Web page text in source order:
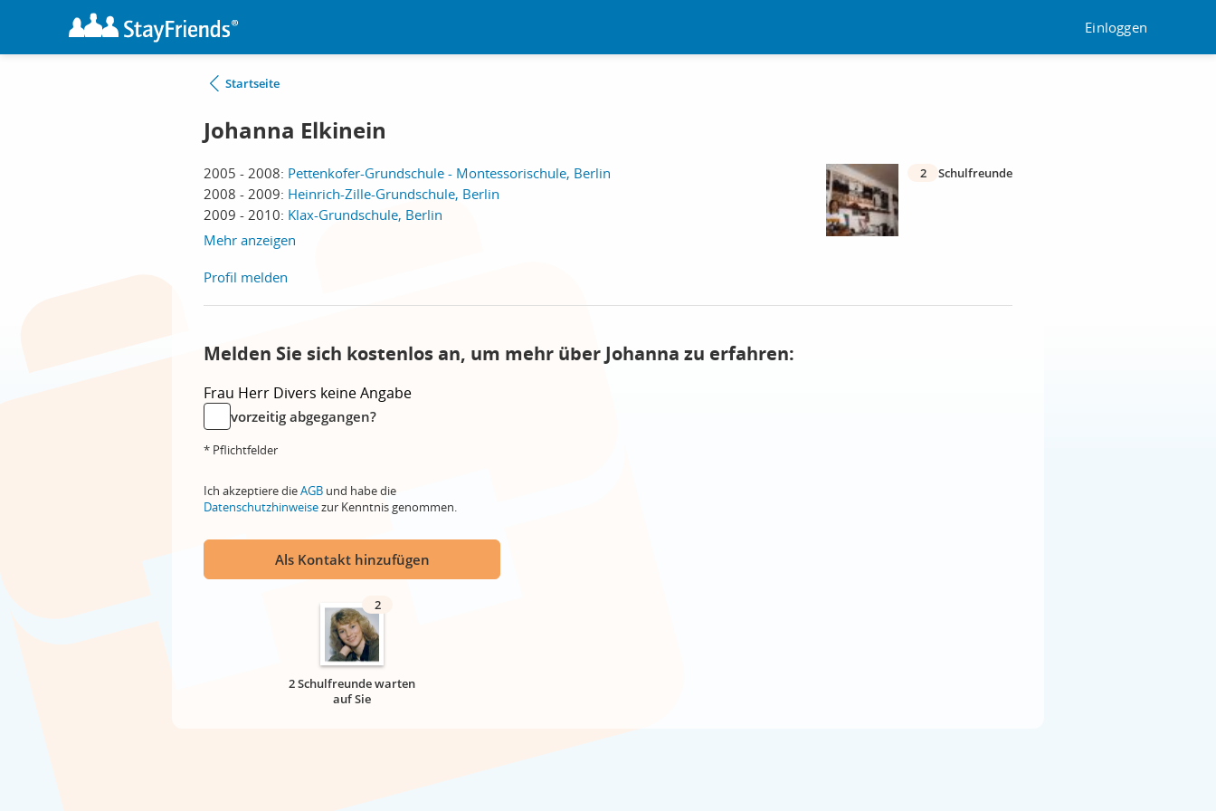
Einloggen
Startseite
Johanna Elkinein
2005 - 2008: Pettenkofer-Grundschule - Montessorischule, Berlin
2008 - 2009: Heinrich-Zille-Grundschule, Berlin
2009 - 2010: Klax-Grundschule, Berlin
Mehr anzeigen
2 Schulfreunde
Profil melden
Melden Sie sich kostenlos an, um mehr über Johanna zu erfahren:
Frau Herr Divers keine Angabe
vorzeitig abgegangen?
* Pflichtfelder
Ich akzeptiere dieAGB und habe die
Datenschutzhinweisezur Kenntnis genommen.
Als Kontakt hinzufügen
2
2 Schulfreunde warten
auf Sie